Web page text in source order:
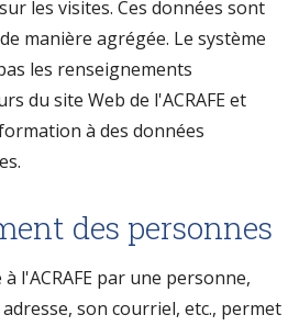
les visites. Ces données sont
manière agrégée. Le système
les renseignements
du site Web de l'ACRAFE et
à des données
des personnes
l'ACRAFE par une personne,
son courriel, etc., permet